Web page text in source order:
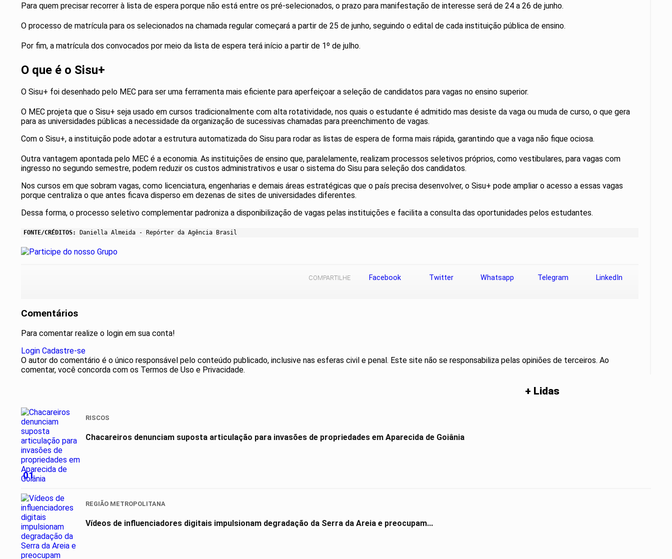
Para quem precisar recorrer à lista de espera porque não está entre os pré-selecionados, o prazo para manifestação de interesse será de 24 a 26 de junho.
O processo de matrícula para os selecionados na chamada regular começará a partir de 25 de junho, seguindo o edital de cada instituição pública de ensino.
Por fim, a matrícula dos convocados por meio da lista de espera terá início a partir de 1º de julho.
O que é o Sisu+
O Sisu+ foi desenhado pelo MEC para ser uma ferramenta mais eficiente para aperfeiçoar a seleção de candidatos para vagas no ensino superior.
O MEC projeta que o Sisu+ seja usado em cursos tradicionalmente com alta rotatividade, nos quais o estudante é admitido mas desiste da vaga ou muda de curso, o que gera
para as universidades públicas a necessidade da organização de sucessivas chamadas para preenchimento de vagas.
Com o Sisu+, a instituição pode adotar a estrutura automatizada do Sisu para rodar as listas de espera de forma mais rápida, garantindo que a vaga não fique ociosa.
Outra vantagem apontada pelo MEC é a economia. As instituições de ensino que, paralelamente, realizam processos seletivos próprios, como vestibulares, para vagas com
ingresso no segundo semestre, podem reduzir os custos administrativos e usar o sistema do Sisu para seleção dos candidatos.
Nos cursos em que sobram vagas, como licenciatura, engenharias e demais áreas estratégicas que o país precisa desenvolver, o Sisu+ pode ampliar o acesso a essas vagas
porque centraliza o que antes ficava disperso em dezenas de sites de universidades diferentes.
Dessa forma, o processo seletivo complementar padroniza a disponibilização de vagas pelas instituições e facilita a consulta das oportunidades pelos estudantes.
FONTE/CRÉDITOS: Daniella Almeida - Repórter da Agência Brasil
COMPARTILHE Facebook Twitter Whatsapp Telegram LinkedIn
Comentários
Para comentar realize o login em sua conta!
Login Cadastre-se
O autor do comentário é o único responsável pelo conteúdo publicado, inclusive nas esferas civil e penal. Este site não se responsabiliza pelas opiniões de terceiros. Ao
comentar, você concorda com os Termos de Uso e Privacidade.
+ Lidas
01
RISCOS
Chacareiros denunciam suposta articulação para invasões de propriedades em Aparecida de Goiânia
REGIÃO METROPOLITANA
Vídeos de influenciadores digitais impulsionam degradação da Serra da Areia e preocupam...